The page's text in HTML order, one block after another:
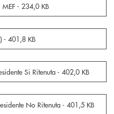
finestra
MEF - 234,0 KB
finestra
- 401,8 KB
finestra
Si Ritenuta - 402,0 KB
finestraNo Ritenuta - 401,5 KB